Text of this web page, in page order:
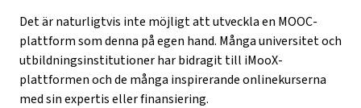
Det är naturligtvis inte möjligt att utveckla en MOOC-
plattform som denna på egen hand. Många universitet och
utbildningsinstitutioner har bidragit till iMooX-
plattformen och de många inspirerande onlinekurserna
med sin expertis eller finansiering.